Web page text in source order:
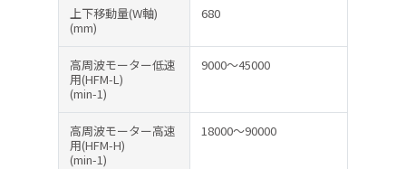
上下移動量(W軸)
(mm)
680
高周波モーター低速
用(HFM-L)
(min-1)
9000～45000
高周波モーター高速
用(HFM-H)
(min-1)
18000～90000